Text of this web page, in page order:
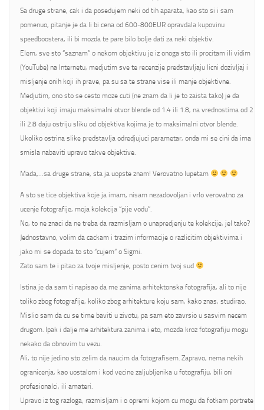
Sa druge strane, cak i da posedujem neki od tih aparata, kao sto si i sam
pomenuo, pitanje je da li bi cena od 600-800EUR opravdala kupovinu
speedboostera, ili bi mozda te pare bilo bolje dati za neki objektiv.
Elem, sve sto “saznam” o nekom objektivu je iz onoga sto ili procitam ili vidim
(YouTube) na Internetu, medjutim sve te recenzije predstavljaju licni dozivljaj i
misljenje onih koji ih prave, pa su sa te strane vise ili manje objektivne.
Medjutim, ono sto se cesto moze cuti (ne znam da li je to zaista tako) je da
objektivi koji imaju maksimalni otvor blende od 1.4 ili 1.8, na vrednostima od 2
ili 2.8 daju ostriju sliku od objektiva kojima je to maksimalni otvor blende.
Ukoliko ostrina slike predstavlja odredjujuci parametar, onda mi se cini da ima
smisla nabaviti upravo takve objektive.
Mada,…sa druge strane, sta ja uopste znam! Verovatno lupetam
A sto se tice objektiva koje ja imam, nisam nezadovoljan i vrlo verovatno za
ucenje fotografije, moja kolekcija “pije vodu”.
No, to ne znaci da ne treba da razmisljam o unapredjenju te kolekcije, jel tako?
Jednostavno, volim da cackam i trazim informacije o razlicitim objektivima i
jako mi se dopada to sto “cujem” o Sigmi.
Zato sam te i pitao za tvoje misljenje, posto cenim tvoj sud
Istina je da sam ti napisao da me zanima arhitektonska fotografija, ali to nije
toliko zbog fotografije, koliko zbog arhitekture koju sam, kako znas, studirao.
Mislio sam da cu se time baviti u zivotu, pa sam eto zavrsio u sasvim necem
drugom. Ipak i dalje me arhitektura zanima i eto, mozda kroz fotografiju mogu
nekako da obnovim tu vezu.
Ali, to nije jedino sto zelim da naucim da fotografisem. Zapravo, nema nekih
ogranicenja, kao uostalom i kod vecine zaljubljenika u fotografiju, bili oni
profesionalci, ili amateri.
Upravo iz tog razloga, razmisljam i o opremi kojom cu mogu da fotkam portrete